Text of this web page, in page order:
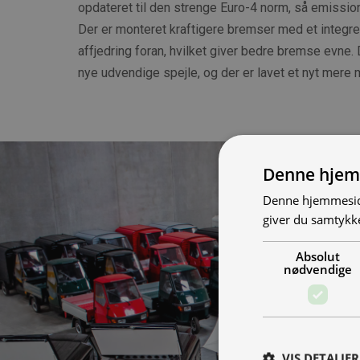
opdateret til den strenge Euro-4 norm, så
Der er monteret kraftigere bremser med et
affjedring foran, hvilket giver bedre bremse evne.
nye udvendige spejle, og der er lavet et nyt mere
Denne
Denne
giver du
Absolut
nødvendige